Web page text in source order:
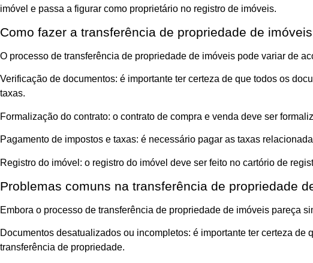
imóvel e passa a figurar como proprietário no registro de imóveis.
Como fazer a transferência de propriedade de imóveis
O processo de transferência de propriedade de imóveis pode variar de
Verificação de documentos: é importante ter certeza de que todos os
taxas.
Formalização do contrato: o contrato de compra e venda deve ser
Pagamento de impostos e taxas: é necessário pagar as taxas
Registro do imóvel: o registro do imóvel deve ser feito no cartório de
Problemas comuns na transferência de propriedade
Embora o processo de transferência de propriedade de imóveis pareça
Documentos desatualizados ou incompletos: é importante ter certeza
transferência de propriedade.